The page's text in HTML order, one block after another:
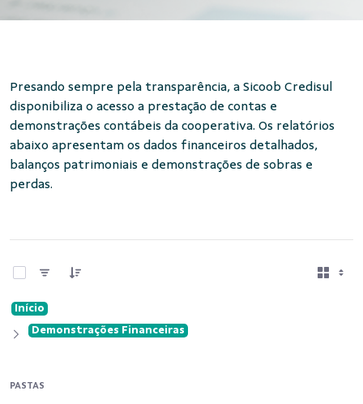
Presando sempre pela transparência, a Sicoob Credisul
disponibiliza o acesso a prestação de contas e
demonstrações contábeis da cooperativa. Os relatórios
abaixo apresentam os dados financeiros detalhados,
balanços patrimoniais e demonstrações de sobras e
perdas.
Início
Demonstrações Financeiras
PASTAS